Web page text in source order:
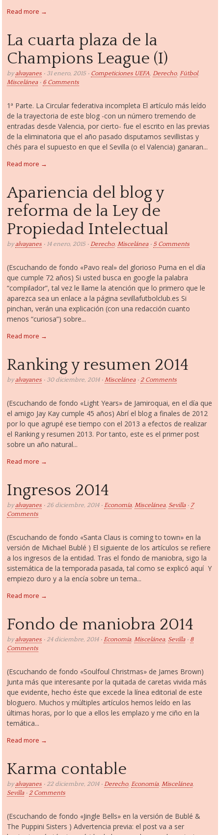
Read more →
La cuarta plaza de la
Champions League (I)
byalvayanes • 31 enero, 2015 • Competiciones UEFA, Derecho, Fútbol,
Miscelánea• 6 Comments
1ª Parte. La Circular federativa incompleta El artículo más leído
de la trayectoria de este blog -con un número tremendo de
entradas desde Valencia, por cierto- fue el escrito en las previas
de la eliminatoria que el año pasado disputamos sevillistas y
chés para el supuesto en que el Sevilla (o el Valencia) ganaran...
Read more →
Apariencia del blog y
reforma de la Ley de
Propiedad Intelectual
byalvayanes • 14 enero, 2015 • Derecho, Miscelánea• 5 Comments
(Escuchando de fondo «Pavo real» del glorioso Puma en el día
que cumple 72 años) Si usted busca en google la palabra
“compilador”, tal vez le llame la atención que lo primero que le
aparezca sea un enlace a la página sevillafutbolclub.es Si
pinchan, verán una explicación (con una redacción cuanto
menos “curiosa”) sobre...
Read more →
Ranking y resumen 2014
byalvayanes • 30 diciembre, 2014 • Miscelánea• 2 Comments
(Escuchando de fondo «Light Years» de Jamiroquai, en el día que
el amigo Jay Kay cumple 45 años) Abrí el blog a finales de 2012
por lo que agrupé ese tiempo con el 2013 a efectos de realizar
el Ranking y resumen 2013. Por tanto, este es el primer post
sobre un año natural...
Read more →
Ingresos 2014
byalvayanes • 26 diciembre, 2014 • Economía, Miscelánea, Sevilla• 7
Comments
(Escuchando de fondo «Santa Claus is coming to town» en la
versión de Michael Bublé ) El siguiente de los artículos se refiere
a los ingresos de la entidad. Tras el fondo de maniobra, sigo la
sistemática de la temporada pasada, tal como se explicó aquí Y
empiezo duro y a la encía sobre un tema...
Read more →
Fondo de maniobra 2014
byalvayanes • 24 diciembre, 2014 • Economía, Miscelánea, Sevilla• 8
Comments
(Escuchando de fondo «Soulfoul Christmas» de James Brown)
Junta más que interesante por la quitada de caretas vivida más
que evidente, hecho éste que excede la línea editorial de este
bloguero. Muchos y múltiples artículos hemos leído en las
últimas horas, por lo que a ellos les emplazo y me ciño en la
temática...
Read more →
Karma contable
byalvayanes • 22 diciembre, 2014 • Derecho, Economía, Miscelánea,
Sevilla• 2 Comments
(Escuchando de fondo «Jingle Bells» en la versión de Bublé &
The Puppini Sisters ) Advertencia previa: el post va a ser